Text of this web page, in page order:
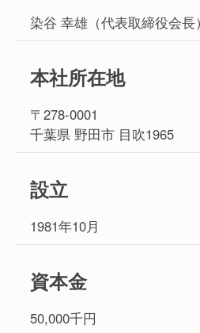
染谷 幸雄（代表取締役会長）
本社所在地
〒278-0001
千葉県 野田市 目吹1965
設立
1981年10月
資本金
50,000千円